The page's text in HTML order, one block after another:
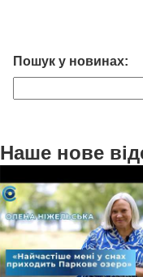
Пошук у новинах:
Наше нове